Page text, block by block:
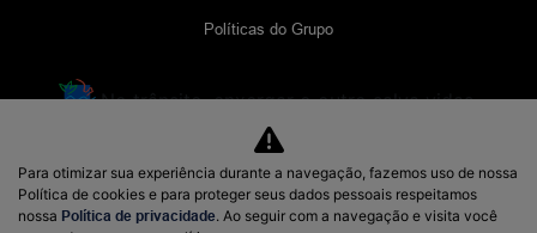
Políticas do Grupo
No trânsito, enxergar o outro salva vidas.
48.967.629/0002-12
Para otimizar sua experiência durante a navegação, fazemos uso de nossa
Política de cookies e para proteger seus dados pessoais respeitamos
nossa Política de privacidade. Ao seguir com a navegação e visita você